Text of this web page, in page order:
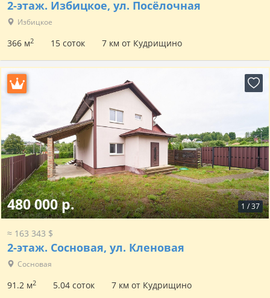
2-этаж. Избицкое, ул. Посёлочная
Избицкое
366 м2 15 соток 7 км от Кудрищино
1 /37
480 000 р.
≈ 163 343 $
2-этаж. Сосновая, ул. Кленовая
Сосновая
91.2 м2 5.04 соток 7 км от Кудрищино